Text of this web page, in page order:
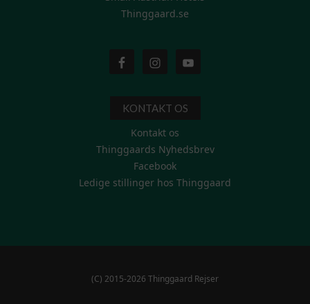
Thinggaard.se
KONTAKT OS
Kontakt os
Thinggaards Nyhedsbrev
Facebook
Ledige stillinger hos Thinggaard
(C) 2015-2026 Thinggaard Rejser